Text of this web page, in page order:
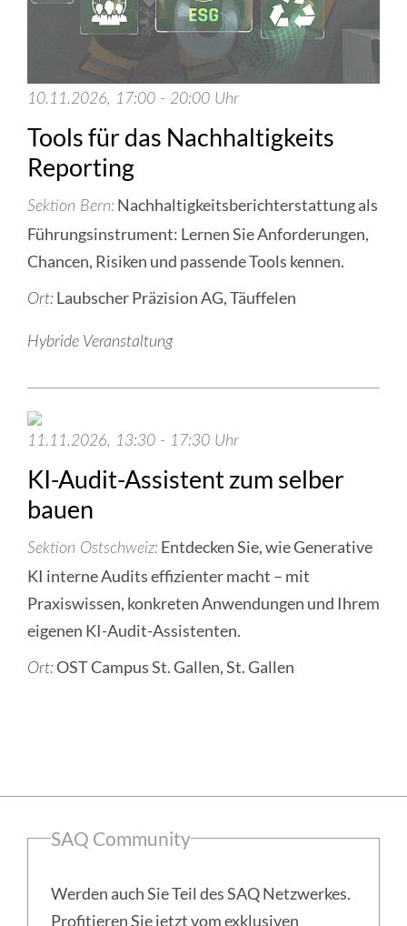
10.11.2026, 17:00 - 20:00 Uhr
Tools für das Nachhaltigkeits
Reporting
Sektion Bern Nachhaltigkeitsberichterstattung als
Führungsinstrument: Lernen Sie Anforderungen,
Chancen, Risiken und passende Tools kennen.
Ort: Laubscher Präzision AG, Täuffelen
Hybride Veranstaltung
11.11.2026, 13:30 - 17:30 Uhr
KI-Audit-Assistent zum selber
bauen
Sektion Ostschweiz Entdecken Sie, wie Generative
KI interne Audits effizienter macht – mit
Praxiswissen, konkreten Anwendungen und Ihrem
eigenen KI-Audit-Assistenten.
Ort: OST Campus St. Gallen, St. Gallen
Seitenspalte
SAQ Community
Werden auch Sie Teil des SAQ Netzwerkes.
Profitieren Sie jetzt vom exklusiven